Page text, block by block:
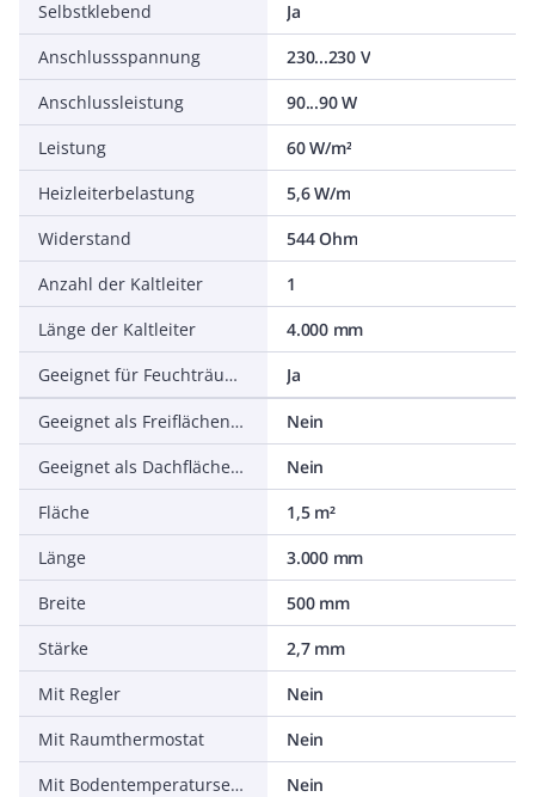
Selbstklebend
Ja
Anschlussspannung
230...230 V
Anschlussleistung
90...90 W
Leistung
60 W/m²
Heizleiterbelastung
5,6 W/m
Widerstand
544 Ohm
Anzahl der Kaltleiter
1
Länge der Kaltleiter
4.000 mm
Geeignet für Feuchträume
Ja
Geeignet als Freiflächenheizung
Nein
Geeignet als Dachflächenheizung
Nein
Fläche
1,5 m²
Länge
3.000 mm
Breite
500 mm
Stärke
2,7 mm
Mit Regler
Nein
Mit Raumthermostat
Nein
Mit Bodentemperatursensor
Nein